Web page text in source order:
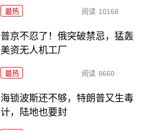
最热 阅读 10168
普京不忍了！俄突破禁忌，猛轰
美资无人机工厂
最热 阅读 8660
海锁波斯还不够，特朗普又生毒
计，陆地也要封